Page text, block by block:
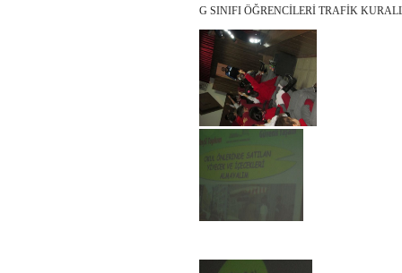
G SINIFI ÖĞRENCİLERİ TRAFİK